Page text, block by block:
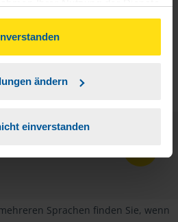
Sie auf Einverstanden klicken,
von Cookies, gemäß
ändern
einverstanden
können und keinen der
stellen wir Ihnen hier eine
Beamte, Auszubildende und
zur Verfügung.
Sprachen finden Sie, wenn